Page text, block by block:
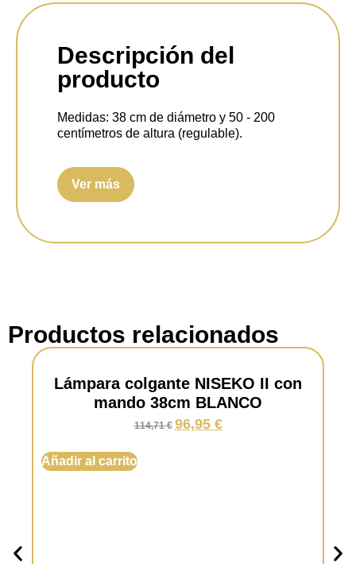
Descripción del
producto
Medidas: 38 cm de diámetro y 50 - 200
centímetros de altura (regulable).
Protección IP:
Voltaje:30 W.
Vida útil: 30.000 horas.
Mando:
Acrílico.
Color:Madera.
Ver más
Productos relacionados
Lámpara colgante NISEKO II con
mando 38cm BLANCO
114,71€ 96,95 €
Añadir al carrito